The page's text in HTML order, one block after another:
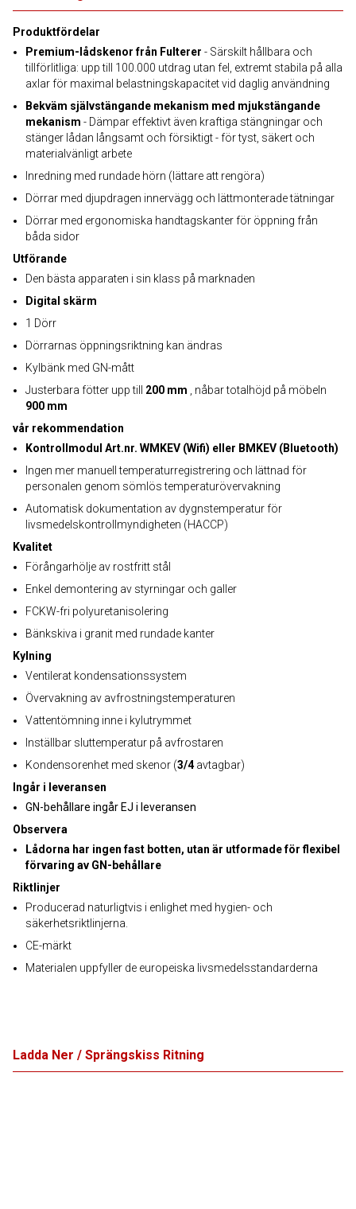
Produktfördelar
Premium-lådskenor från Fulterer - Särskilt hållbara och
tillförlitliga: upp till 100.000 utdrag utan fel, extremt stabila på alla
axlar för maximal belastningskapacitet vid daglig användning
Bekväm självstängande mekanism med mjukstängande
mekanism - Dämpar effektivt även kraftiga stängningar och
stänger lådan långsamt och försiktigt - för tyst, säkert och
materialvänligt arbete
Inredning med rundade hörn (lättare att rengöra)
Dörrar med djupdragen innervägg och lättmonterade tätningar
Dörrar med ergonomiska handtagskanter för öppning från
båda sidor
Utförande
Den bästa apparaten i sin klass på marknaden
Digital skärm
1 Dörr
Dörrarnas öppningsriktning kan ändras
Kylbänk med GN-mått
Justerbara fötter upp till 200 mm
, nåbar totalhöjd på möbeln
900 mm
vår rekommendation
Kontrollmodul Art.nr. WMKEV (Wifi) eller BMKEV (Bluetooth)
Ingen mer manuell temperaturregistrering och lättnad för
personalen genom sömlös temperaturövervakning
Automatisk dokumentation av dygnstemperatur för
livsmedelskontrollmyndigheten (HACCP)
Kvalitet
Förångarhölje av rostfritt stål
Enkel demontering av styrningar och galler
FCKW-fri polyuretanisolering
Bänkskiva i granit med rundade kanter
Kylning
Ventilerat kondensationssystem
Övervakning av avfrostningstemperaturen
Vattentömning inne i kylutrymmet
Inställbar sluttemperatur på avfrostaren
Kondensorenhet med skenor (3/4avtagbar)
Ingår i leveransen
GN-behållare ingår EJ i leveransen
Observera
Lådorna har ingen fast botten, utan är utformade för flexibel
förvaring av GN-behållare
Riktlinjer
Producerad naturligtvis i enlighet med hygien- och
säkerhetsriktlinjerna.
CE-märkt
Materialen uppfyller de europeiska livsmedelsstandarderna
Ladda Ner / Sprängskiss Ritning